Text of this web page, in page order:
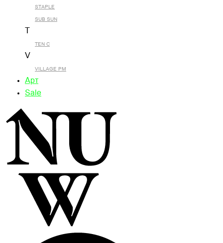
STAPLE
SUB SUN
TEN C
V
VILLAGE PM
Арт
Sale